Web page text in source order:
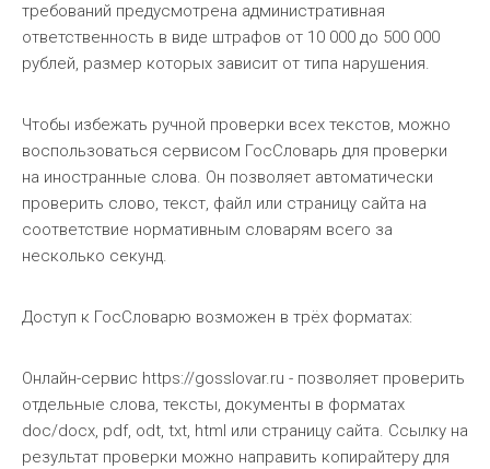
требований предусмотрена административная
ответственность в виде штрафов от 10 000 до 500 000
рублей, размер которых зависит от типа нарушения.
Чтобы избежать ручной проверки всех текстов, можно
воспользоваться сервисом ГосСловарь для проверки
на иностранные слова. Он позволяет автоматически
проверить слово, текст, файл или страницу сайта на
соответствие нормативным словарям всего за
несколько секунд.
Доступ к ГосСловарю возможен в трёх форматах:
Онлайн-сервис https://gosslovar.ru - позволяет проверить
отдельные слова, тексты, документы в форматах
doc/docx, pdf, odt, txt, html или страницу сайта. Ссылку на
результат проверки можно направить копирайтеру для